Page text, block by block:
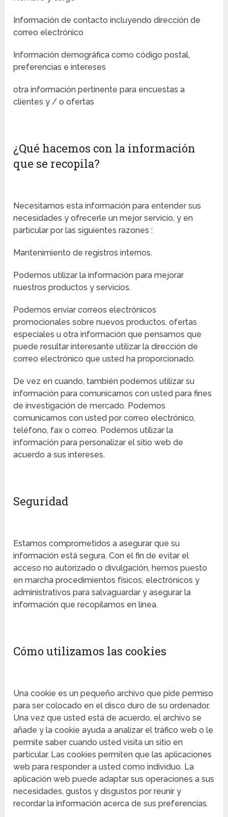
Información de contacto incluyendo dirección de
correo electrónico
Información demográfica como código postal,
preferencias e intereses
otra información pertinente para encuestas a
clientes y / o ofertas
¿Qué hacemos con la información
que se recopila?
Necesitamos esta información para entender sus
necesidades y ofrecerle un mejor servicio, y en
particular por las siguientes razones :
Mantenimiento de registros internos.
Podemos utilizar la información para mejorar
nuestros productos y servicios.
Podemos enviar correos electrónicos
promocionales sobre nuevos productos, ofertas
especiales u otra información que pensamos que
puede resultar interesante utilizar la dirección de
correo electrónico que usted ha proporcionado.
De vez en cuando, también podemos utilizar su
información para comunicarnos con usted para fines
de investigación de mercado. Podemos
comunicarnos con usted por correo electrónico,
teléfono, fax o correo. Podemos utilizar la
información para personalizar el sitio web de
acuerdo a sus intereses.
Seguridad
Estamos comprometidos a asegurar que su
información está segura. Con el fin de evitar el
acceso no autorizado o divulgación, hemos puesto
en marcha procedimientos físicos, electrónicos y
administrativos para salvaguardar y asegurar la
información que recopilamos en línea.
Cómo utilizamos las cookies
Una cookie es un pequeño archivo que pide permiso
para ser colocado en el disco duro de su ordenador.
Una vez que usted está de acuerdo, el archivo se
añade y la cookie ayuda a analizar el tráfico web o le
permite saber cuando usted visita un sitio en
particular. Las cookies permiten que las aplicaciones
web para responder a usted como individuo. La
aplicación web puede adaptar sus operaciones a sus
necesidades, gustos y disgustos por reunir y
recordar la información acerca de sus preferencias.